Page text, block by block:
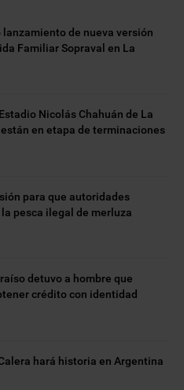
lanzamiento de nueva versión
Familiar Sopraval en La
Nicolás Chahuán de La
en etapa de terminaciones
para que autoridades
pesca ilegal de merluza
detuvo a hombre que
crédito con identidad
hará historia en Argentina